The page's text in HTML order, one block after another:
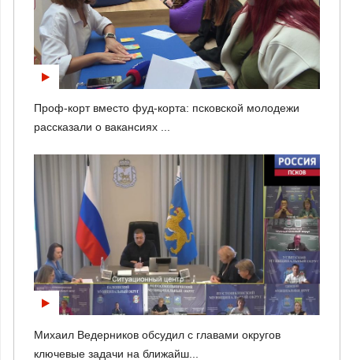
Проф-корт вместо фуд-корта: псковской молодежи
рассказали о вакансиях ...
Михаил Ведерников обсудил с главами округов
ключевые задачи на ближайш...